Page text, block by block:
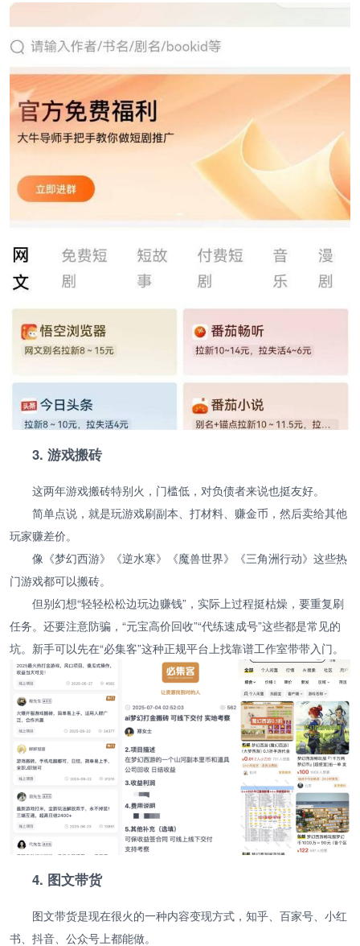
3. 游戏搬砖
这两年游戏搬砖特别火，门槛低，对负债者来说也挺友好。
简单点说，就是玩游戏刷副本、打材料、赚金币，然后卖给其他
玩家赚差价。
像《梦幻西游》《逆水寒》《魔兽世界》《三角洲行动》这些热
门游戏都可以搬砖。
但别幻想“轻轻松松边玩边赚钱”，实际上过程挺枯燥，要重复刷
任务。还要注意防骗，“元宝高价回收”“代练速成号”这些都是常见的
坑。新手可以先在“必集客”这种正规平台上找靠谱工作室带带入门。
4. 图文带货
图文带货是现在很火的一种内容变现方式，知乎、百家号、小红
书、抖音、公众号上都能做。